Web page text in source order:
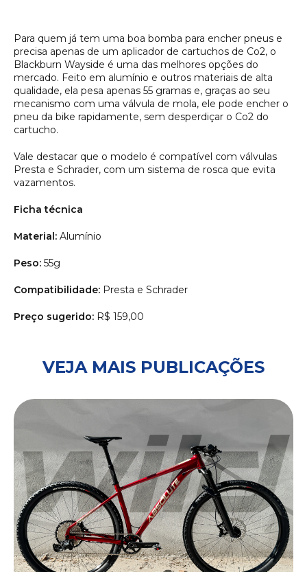
Para quem já tem uma boa bomba para encher pneus e
precisa apenas de um aplicador de cartuchos de Co2, o
Blackburn Wayside é uma das melhores opções do
mercado. Feito em alumínio e outros materiais de alta
qualidade, ela pesa apenas 55 gramas e, graças ao seu
mecanismo com uma válvula de mola, ele pode encher o
pneu da bike rapidamente, sem desperdiçar o Co2 do
cartucho.
Vale destacar que o modelo é compatível com válvulas
Presta e Schrader, com um sistema de rosca que evita
vazamentos.
Ficha técnica
Material: Alumínio
Peso: 55g
Compatibilidade: Presta e Schrader
Preço sugerido: R$ 159,00
VEJA MAIS PUBLICAÇÕES